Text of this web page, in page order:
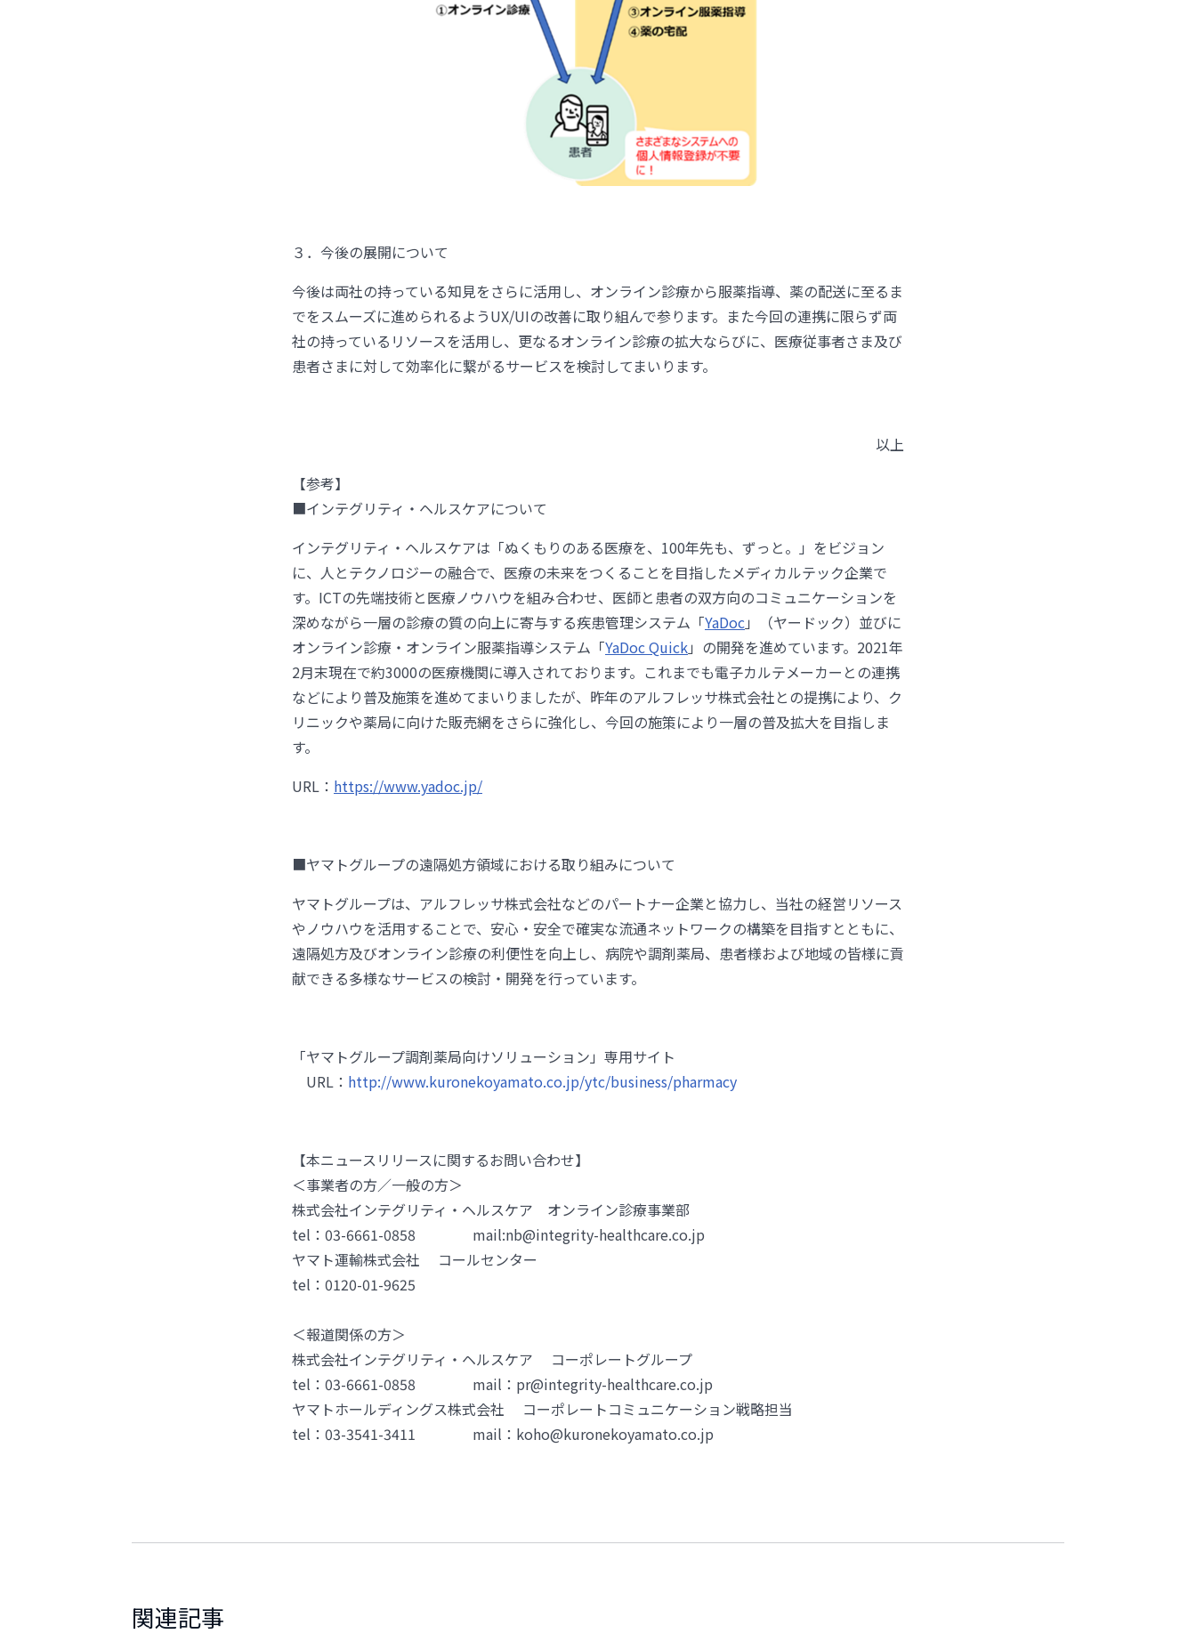
３．今後の展開について
今後は両社の持っている知見をさらに活用し、オンライン診療から服薬指導、薬の配送に至るま
でをスムーズに進められるようUX/UIの改善に取り組んで参ります。また今回の連携に限らず両
社の持っているリソースを活用し、更なるオンライン診療の拡大ならびに、医療従事者さま及び
患者さまに対して効率化に繋がるサービスを検討してまいります。
以上
【参考】
■インテグリティ・ヘルスケアについて
インテグリティ・ヘルスケアは「ぬくもりのある医療を、100年先も、ずっと。」をビジョン
に、人とテクノロジーの融合で、医療の未来をつくることを目指したメディカルテック企業で
す。ICTの先端技術と医療ノウハウを組み合わせ、医師と患者の双方向のコミュニケーションを
深めながら一層の診療の質の向上に寄与する疾患管理システム「YaDoc」（ヤードック）並びに
オンライン診療・オンライン服薬指導システム「YaDoc Quick」の開発を進めています。2021年
2月末現在で約3000の医療機関に導入されております。これまでも電子カルテメーカーとの連携
などにより普及施策を進めてまいりましたが、昨年のアルフレッサ株式会社との提携により、ク
リニックや薬局に向けた販売網をさらに強化し、今回の施策により一層の普及拡大を目指しま
す。
URL： https://www.yadoc.jp/
■ヤマトグループの遠隔処方領域における取り組みについて
ヤマトグループは、アルフレッサ株式会社などのパートナー企業と協力し、当社の経営リソース
やノウハウを活用することで、安心・安全で確実な流通ネットワークの構築を目指すとともに、
遠隔処方及びオンライン診療の利便性を向上し、病院や調剤薬局、患者様および地域の皆様に貢
献できる多様なサービスの検討・開発を行っています。
「ヤマトグループ調剤薬局向けソリューション」専用サイト
URL： http://www.kuronekoyamato.co.jp/ytc/business/pharmacy
【本ニュースリリースに関するお問い合わせ】
＜事業者の方／一般の方＞
株式会社インテグリティ・ヘルスケア オンライン診療事業部
tel：03-6661-0858 mail:nb@integrity-healthcare.co.jp
ヤマト運輸株式会社 コールセンター
tel：0120-01-9625
＜報道関係の方＞
株式会社インテグリティ・ヘルスケア コーポレートグループ
tel：03-6661-0858 mail：pr@integrity-healthcare.co.jp
ヤマトホールディングス株式会社 コーポレートコミュニケーション戦略担当
tel：03-3541-3411 mail：koho@kuronekoyamato.co.jp
関連記事